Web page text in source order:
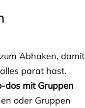
Abhaken, damit
parat hast.
dos mit Gruppen
oder Gruppen